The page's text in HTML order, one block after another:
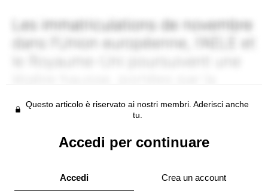
Questo articolo è riservato ai nostri membri. Aderisci anche
tu.
Accedi per continuare
Accedi Crea un account